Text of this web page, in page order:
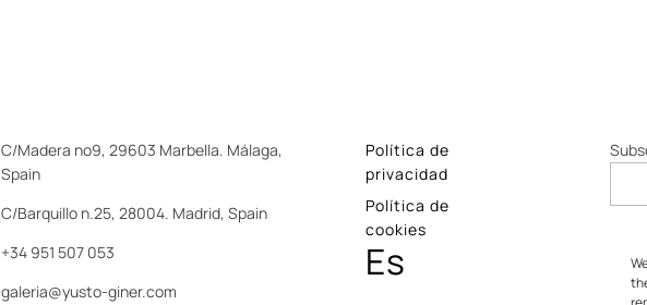
C/Madera nº9, 29603 Marbella. Málaga,
Spain
C/Barquillo n.25, 28004. Madrid, Spain
+34 951 507 053
galeria@yusto-giner.com
Política de
privacidad
Política de
cookies
Es